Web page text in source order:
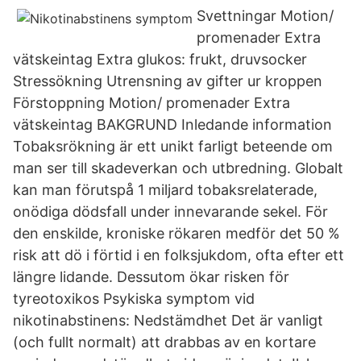
Svettningar Motion/
promenader Extra
vätskeintag Extra glukos: frukt, druvsocker
Stressökning Utrensning av gifter ur kroppen
Förstoppning Motion/ promenader Extra
vätskeintag BAKGRUND Inledande information
Tobaksrökning är ett unikt farligt beteende om
man ser till skadeverkan och utbredning. Globalt
kan man förutspå 1 miljard tobaksrelaterade,
onödiga dödsfall under innevarande sekel. För
den enskilde, kroniske rökaren medför det 50 %
risk att dö i förtid i en folksjukdom, ofta efter ett
längre lidande. Dessutom ökar risken för
tyreotoxikos Psykiska symptom vid
nikotinabstinens: Nedstämdhet Det är vanligt
(och fullt normalt) att drabbas av en kortare